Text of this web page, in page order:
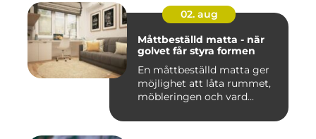
02. aug
Måttbeställd matta - när
golvet får styra formen
En måttbeställd matta ger
möjlighet att låta rummet,
möbleringen och vard...